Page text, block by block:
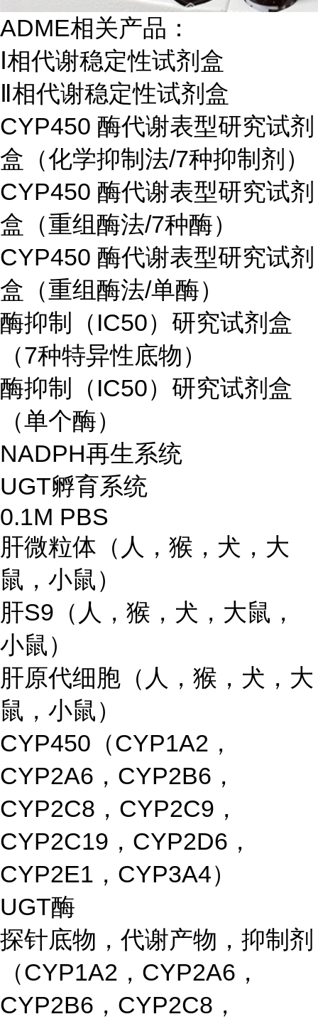
ADME相关产品：
Ⅰ相代谢稳定性试剂盒
Ⅱ相代谢稳定性试剂盒
CYP450 酶代谢表型研究试剂
盒（化学抑制法/7种抑制剂）
CYP450 酶代谢表型研究试剂
盒（重组酶法/7种酶）
CYP450 酶代谢表型研究试剂
盒（重组酶法/单酶）
酶抑制（IC50）研究试剂盒
（7种特异性底物）
酶抑制（IC50）研究试剂盒
（单个酶）
NADPH再生系统
UGT孵育系统
0.1M PBS
肝微粒体（人，猴，犬，大
鼠，小鼠）
肝S9（人，猴，犬，大鼠，
小鼠）
肝原代细胞（人，猴，犬，大
鼠，小鼠）
CYP450（CYP1A2，
CYP2A6，CYP2B6，
CYP2C8，CYP2C9，
CYP2C19，CYP2D6，
CYP2E1，CYP3A4）
UGT酶
探针底物，代谢产物，抑制剂
（CYP1A2，CYP2A6，
CYP2B6，CYP2C8，